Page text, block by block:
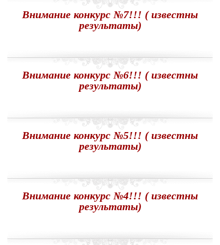
Внимание конкурс №7!!! ( известны
результаты)
Внимание конкурс №6!!! ( известны
результаты)
Внимание конкурс №5!!! ( известны
результаты)
Внимание конкурс №4!!! ( известны
результаты)